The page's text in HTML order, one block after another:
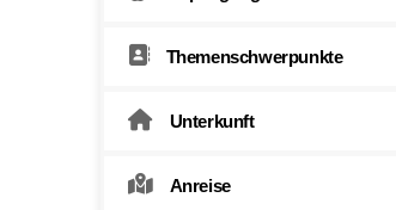
Themenschwerpunkte
Unterkunft
Anreise